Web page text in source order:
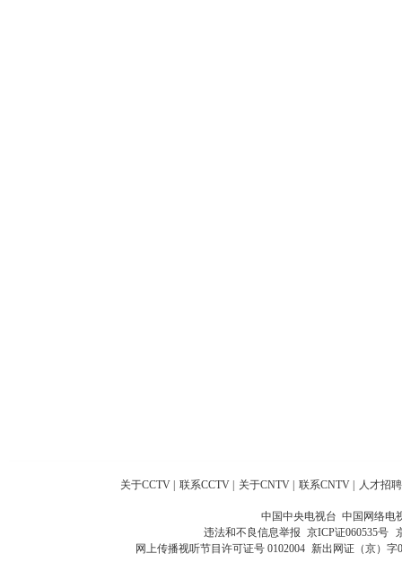
关于CCTV 联系CCTV 关于CNTV 联系CNTV 人才招聘
中国中央电视台 中国网络电
违法和不良信息举报 京ICP证060535号
网上传播视听节目许可证号 0102004 新出网证（京）